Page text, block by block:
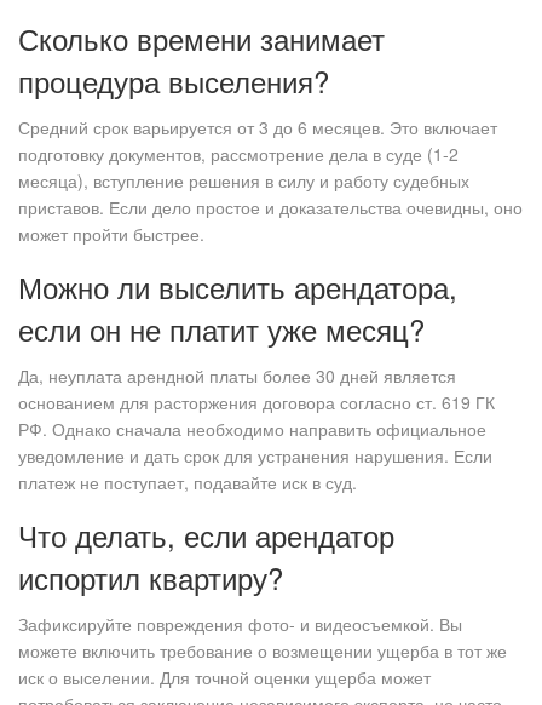
Сколько времени занимает
процедура выселения?
Средний срок варьируется от 3 до 6 месяцев. Это включает
подготовку документов, рассмотрение дела в суде (1-2
месяца), вступление решения в силу и работу судебных
приставов. Если дело простое и доказательства очевидны, оно
может пройти быстрее.
Можно ли выселить арендатора,
если он не платит уже месяц?
Да, неуплата арендной платы более 30 дней является
основанием для расторжения договора согласно ст. 619 ГК
РФ. Однако сначала необходимо направить официальное
уведомление и дать срок для устранения нарушения. Если
платеж не поступает, подавайте иск в суд.
Что делать, если арендатор
испортил квартиру?
Зафиксируйте повреждения фото- и видеосъемкой. Вы
можете включить требование о возмещении ущерба в тот же
иск о выселении. Для точной оценки ущерба может